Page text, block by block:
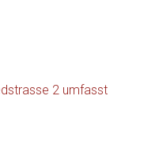
2 umfasst